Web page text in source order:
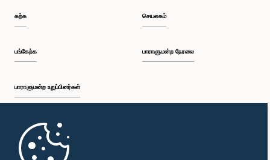
கற்க
பங்கேற்க
பாராளுமன்ற உறுப்பினர்கள்
முதற்பக்கம்
செயலகம்
பாராளுமன்ற நேரலை